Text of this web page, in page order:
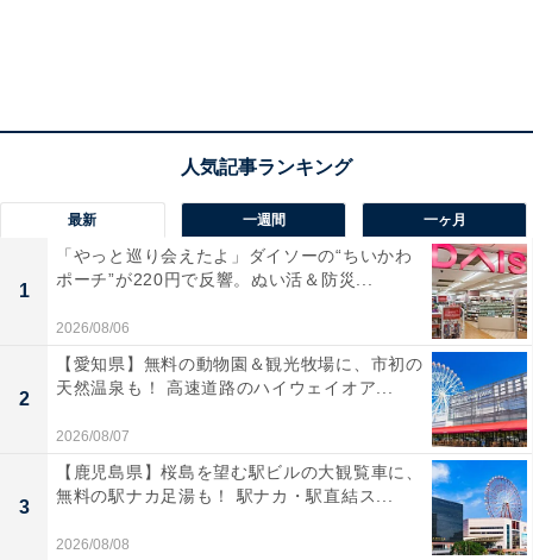
最新 一週間 一ヶ月
1
「やっと巡り会えたよ」ダイソーの“ちいかわ
ポーチ”が220円で反響。ぬい活＆防災...
2026/08/06
2
【愛知県】無料の動物園＆観光牧場に、市初の
天然温泉も！ 高速道路のハイウェイオア...
2026/08/07
3
【鹿児島県】桜島を望む駅ビルの大観覧車に、
無料の駅ナカ足湯も！ 駅ナカ・駅直結ス...
2026/08/08